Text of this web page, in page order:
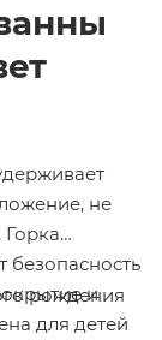
не
Горка
безопасность
и
для детей
рождения